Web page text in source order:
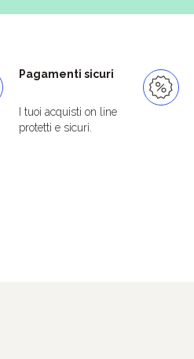
Pagamenti sicuri
I tuoi acquisti on line
protetti e sicuri.